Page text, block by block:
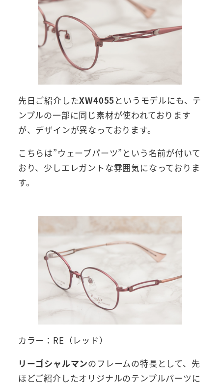
先日ご紹介したXW4055 というモデルにも、テ
ンプルの一部に同じ素材が使われております
が、デザインが異なっております。
こちらは”ウェーブパーツ”という名前が付いて
おり、少しエレガントな雰囲気になっておりま
す。
カラー：RE（レッド）
リーゴシャルマンのフレームの特長として、先
ほどご紹介したオリジナルのテンプルパーツに